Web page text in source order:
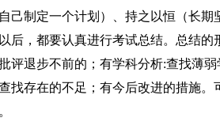
自己制定一个计划）、持之以恒（长
后，都要认真进行考试总结。总结
评退步不前的；有学科分析:查找薄
找存在的不足；有今后改进的措施